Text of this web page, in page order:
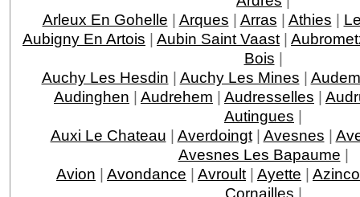
Arleux En Gohelle | Arques | Arras | Athies |
Aubigny En Artois | Aubin Saint Vaast |
Bois |
Auchy Les Hesdin | Auchy Les Mines |
Audinghen | Audrehem | Audresselles |
Autingues |
Auxi Le Chateau | Averdoingt| Avesnes |
Avesnes Les Bapaume |
Avion | Avondance | Avroult | Ayette |
Cornailles |